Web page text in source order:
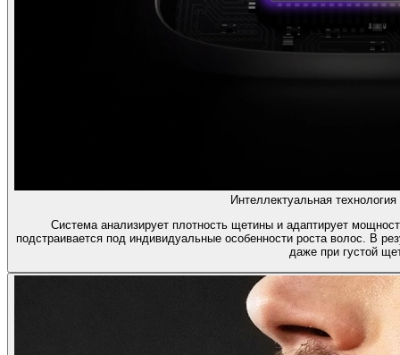
Интеллектуальная
Система анализирует плотность щетины и адаптирует
подстраивается под индивидуальные особенности роста волос. В
даже при густой